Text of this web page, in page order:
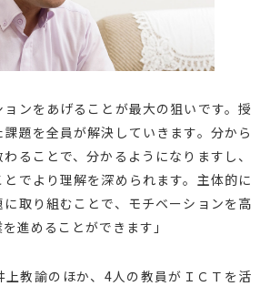
ョンをあげることが最大の狙いです。授
題を全員が解決していきます。分から
ることで、分かるようになりますし、
でより理解を深められます。主体的に
取り組むことで、モチベーションを高
進めることができます」
上教諭のほか、4人の教員がＩＣＴを活